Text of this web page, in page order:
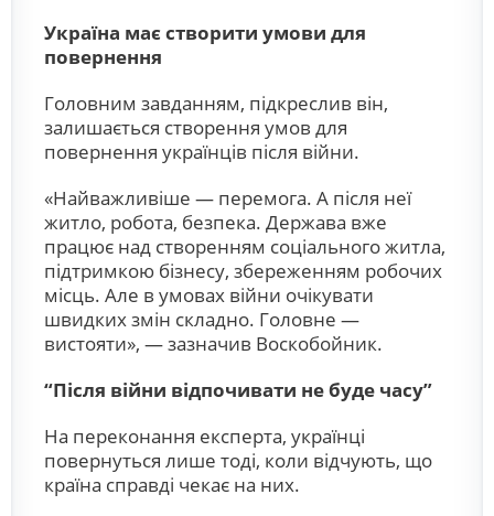
Україна має створити умови для
повернення
Головним завданням, підкреслив він,
залишається створення умов для
повернення українців після війни.
«Найважливіше — перемога. А після неї
житло, робота, безпека. Держава вже
працює над створенням соціального житла,
підтримкою бізнесу, збереженням робочих
місць. Але в умовах війни очікувати
швидких змін складно. Головне —
вистояти», — зазначив Воскобойник.
“Після війни відпочивати не буде часу”
На переконання експерта, українці
повернуться лише тоді, коли відчують, що
країна справді чекає на них.